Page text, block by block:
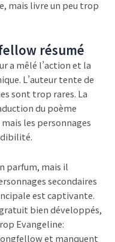
mais livre un peu trop
résumé
a mêlé l’action et la
L’auteur tente de
sont trop rares. La
du poème
les personnages
parfum, mais il
secondaires
est captivante.
bien développés,
Evangeline:
et manquent